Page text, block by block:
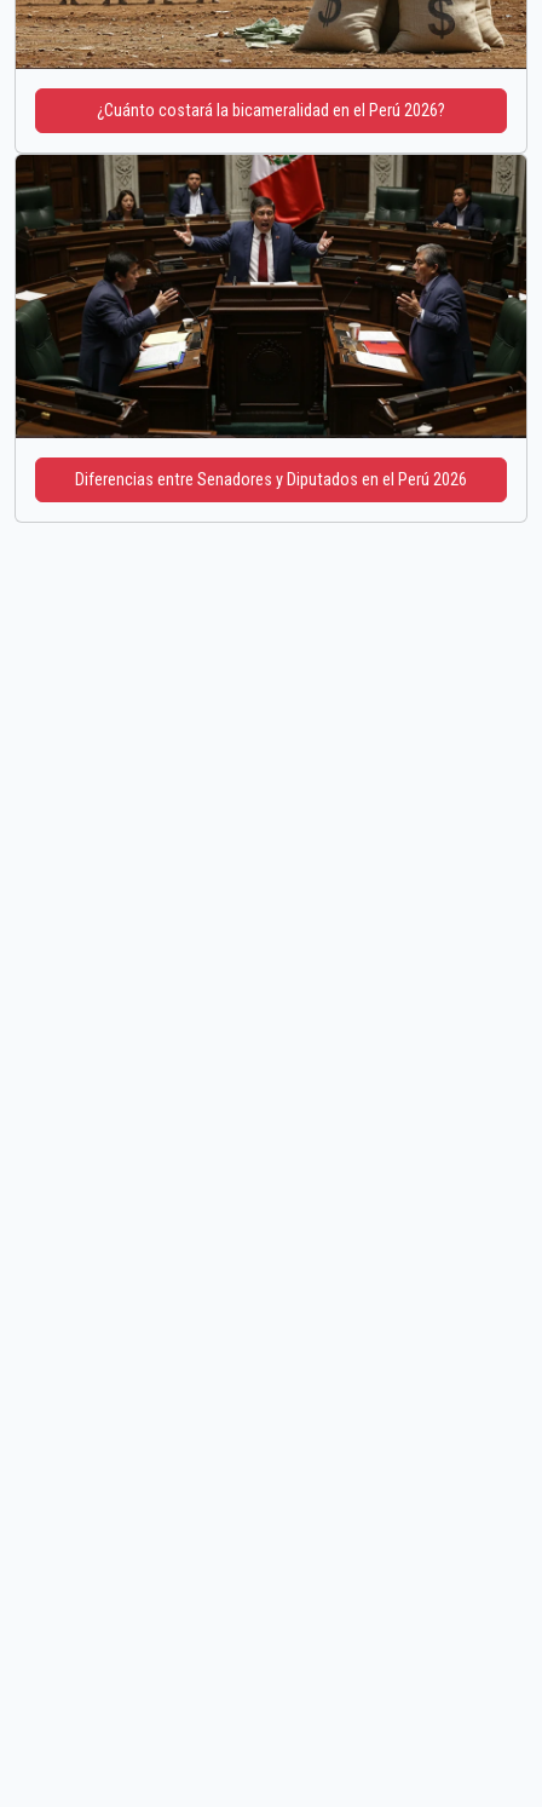
¿Cuánto costará la bicameralidad en el Perú 2026?
Diferencias entre Senadores y Diputados en el Perú 2026